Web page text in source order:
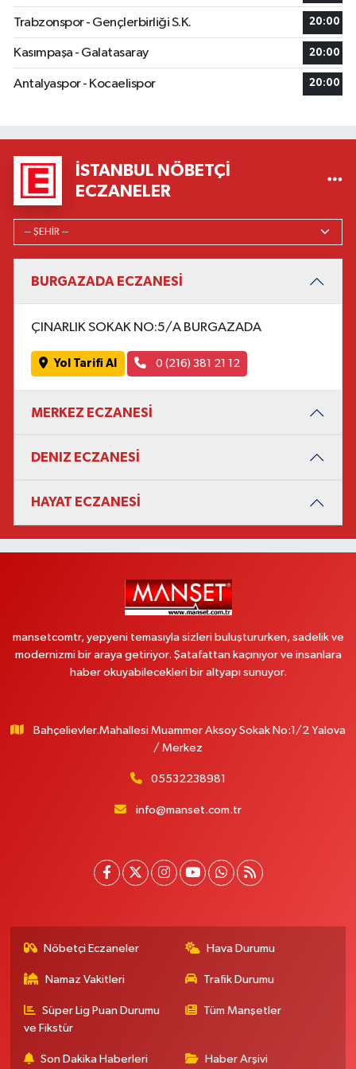
Trabzonspor - Gençlerbirliği S.K. 20:00
Kasımpaşa - Galatasaray 20:00
Antalyaspor - Kocaelispor 20:00
İSTANBUL NÖBETÇI
ECZANELER
BURGAZADA ECZANESİ
ÇINARLIK SOKAK NO:5/A BURGAZADA
Yol Tarifi Al 0 (216) 381 21 12
MERKEZ ECZANESİ
DENIZ ECZANESİ
HAYAT ECZANESİ
mansetcomtr, yepyeni temasıyla sizleri buluştururken, sadelik ve
modernizmi bir araya getiriyor. Şatafattan kaçınıyor ve insanlara
haber okuyabilecekleri bir altyapı sunuyor.
Bahçelievler.Mahallesi Muammer Aksoy Sokak No:1/2 Yalova
/ Merkez
05532238981
info@manset.com.tr
Nöbetçi Eczaneler Hava Durumu
Namaz Vakitleri Trafik Durumu
Süper Lig Puan Durumu
ve Fikstür
Tüm Manşetler
Son Dakika Haberleri Haber Arşivi